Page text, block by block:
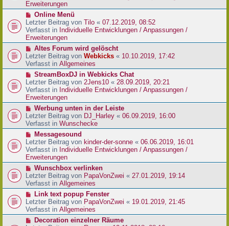
a
g
i
r
a
g
e
r
B
e
i
t
a
g
Erweiterungen
N
e
u
e
r
B
e
i
r
a
g
Online Menü
Letzter Beitrag von Tilo « 07.12.2019, 08:52
Verfasst in Individuelle Entwicklungen / Anpassungen /
Erweiterungen
N
e
u
e
r
B
e
i
r
a
g
Altes Forum wird gelöscht
Letzter Beitrag von Webkicks « 10.10.2019, 17:42
Verfasst in Allgemeines
N
e
u
e
r
B
e
i
r
a
g
StreamBoxDJ in Webkicks Chat
Letzter Beitrag von 2Jens10 « 28.09.2019, 20:21
Verfasst in Individuelle Entwicklungen / Anpassungen /
Erweiterungen
N
e
u
e
r
B
e
i
r
a
g
Werbung unten in der Leiste
Letzter Beitrag von DJ_Harley « 06.09.2019, 16:00
Verfasst in Wunschecke
N
e
u
e
r
B
e
i
r
a
g
Messagesound
Letzter Beitrag von kinder-der-sonne « 06.06.2019, 16:01
Verfasst in Individuelle Entwicklungen / Anpassungen /
Erweiterungen
N
e
u
e
r
B
e
Wunschbox verlinken
Letzter Beitrag von PapaVonZwei « 27.01.2019, 19:14
Verfasst in Allgemeines
N
e
u
e
r
Link text popup Fenster
Letzter Beitrag von PapaVonZwei « 19.01.2019, 21:45
Verfasst in Allgemeines
NDecoration einzelner Räume